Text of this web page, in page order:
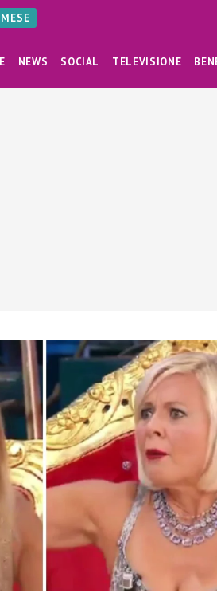
NEWS SOCIAL TELEVISIONE